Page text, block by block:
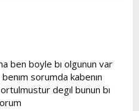
ben boyle bı olgunun var
sorumda kabenın
degıl bunun bı